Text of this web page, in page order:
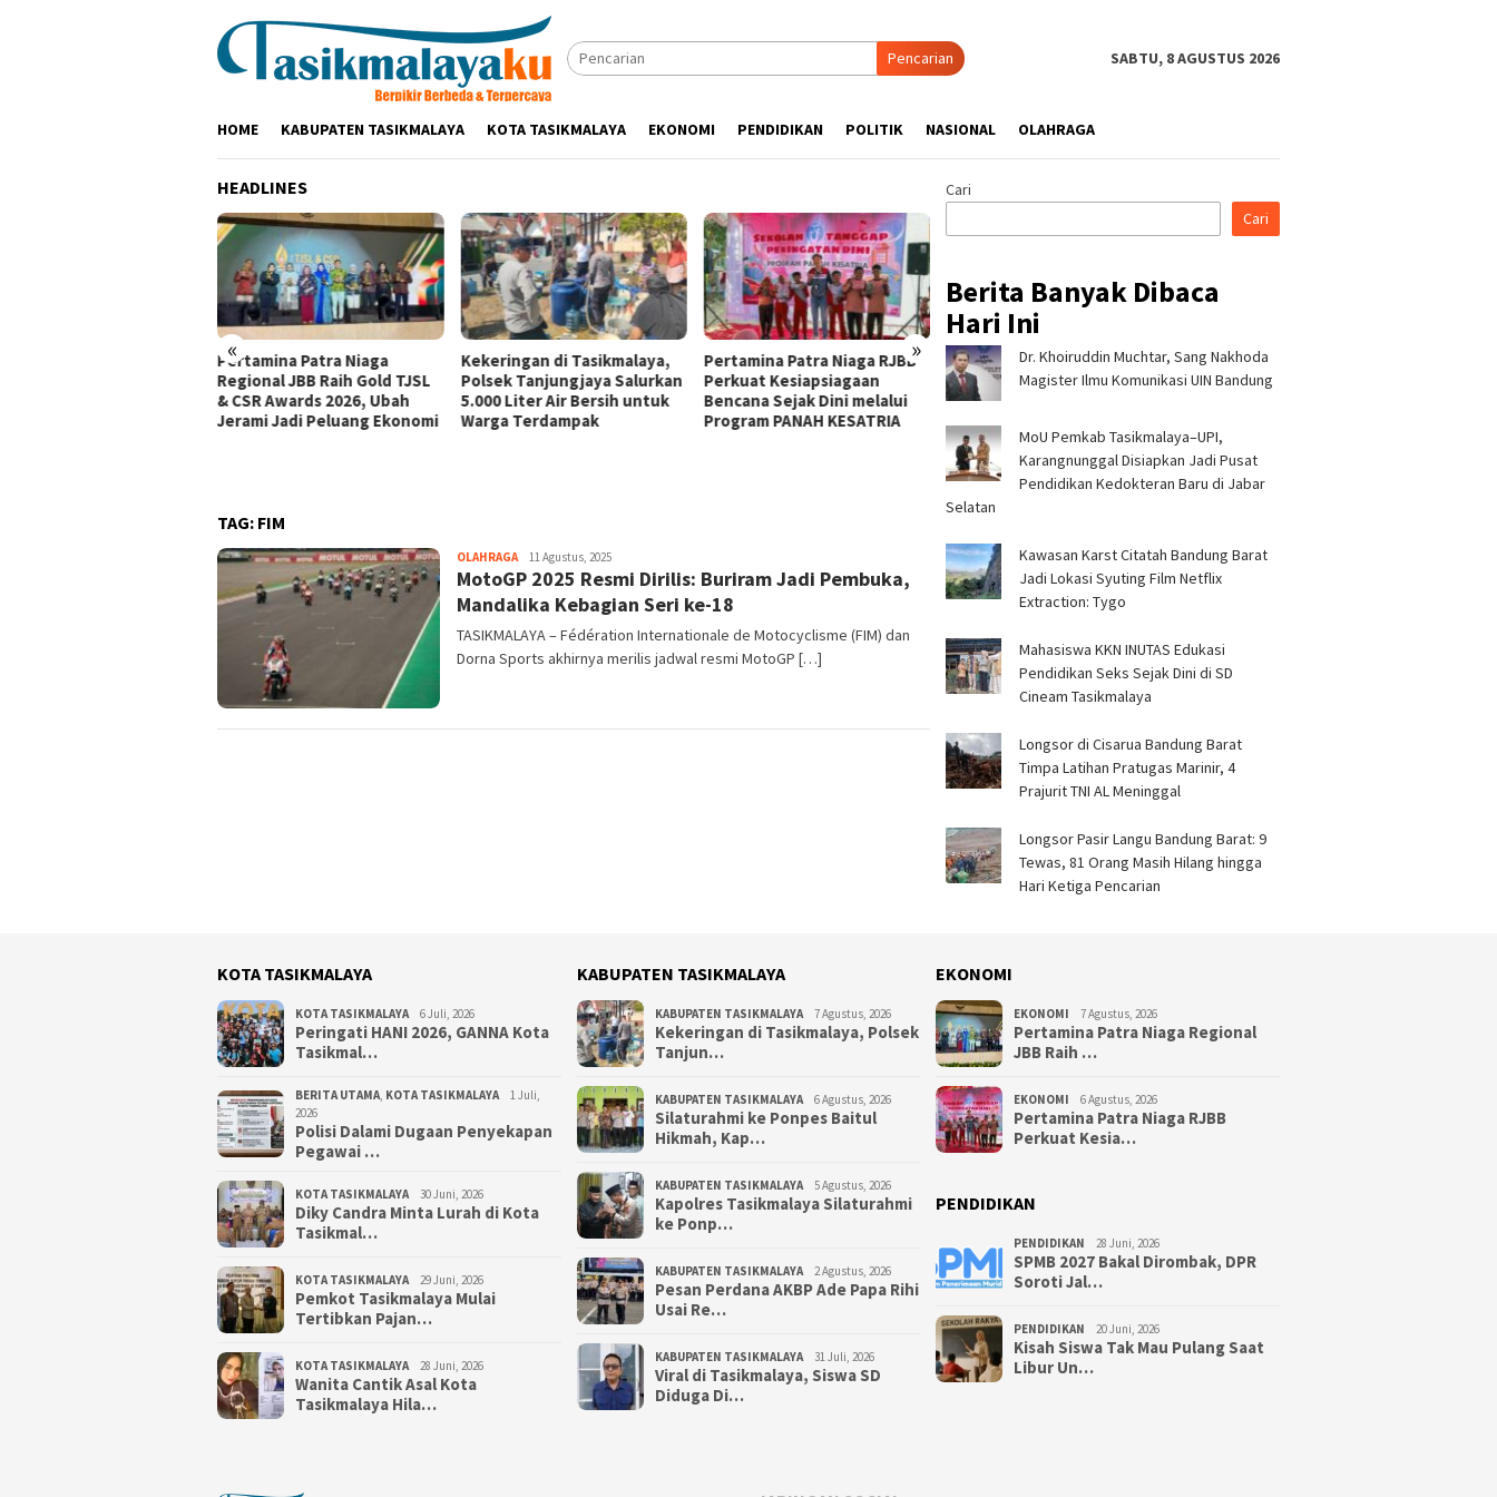
Pencarian SABTU, 8 AGUSTUS 2026
HOME KABUPATEN TASIKMALAYA KOTA TASIKMALAYA EKONOMI PENDIDIKAN POLITIK NASIONAL OLAHRAGA
HEADLINES
« »
Pertamina Patra Niaga
Regional JBB Raih Gold TJSL
& CSR Awards 2026, Ubah
Jerami Jadi Peluang Ekonomi
Kekeringan di Tasikmalaya,
Polsek Tanjungjaya Salurkan
5.000 Liter Air Bersih untuk
Warga Terdampak
Pertamina Patra Niaga RJBB
Perkuat Kesiapsiagaan
Bencana Sejak Dini melalui
Program PANAH KESATRIA
Silaturahmi ke Ponpes Baitul
Hikmah, Kapolres
Tasikmalaya Minta Dukungan
Ulama Jaga Keamanan
Pertamina Patra Niaga, PLN
Nusantara Power UP
bagi Anak Penyintas Gempa
di Sigi
TAG: FIM
OLAHRAGATim
Redaksi
11 Agustus, 2025
MotoGP 2025 Resmi Dirilis: Buriram Jadi Pembuka,
Mandalika Kebagian Seri ke-18
TASIKMALAYA – Fédération Internationale de Motocyclisme (FIM) dan
Dorna Sports akhirnya merilis jadwal resmi MotoGP […]
Cari
Cari
Berita Banyak Dibaca
Hari Ini
Dr. Khoiruddin Muchtar, Sang Nakhoda
Magister Ilmu Komunikasi UIN Bandung
MoU Pemkab Tasikmalaya–UPI,
Karangnunggal Disiapkan Jadi Pusat
Pendidikan Kedokteran Baru di Jabar
Selatan
Kawasan Karst Citatah Bandung Barat
Jadi Lokasi Syuting Film Netflix
Extraction: Tygo
Mahasiswa KKN INUTAS Edukasi
Pendidikan Seks Sejak Dini di SD
Cineam Tasikmalaya
Longsor di Cisarua Bandung Barat
Timpa Latihan Pra­tugas Marinir, 4
Prajurit TNI AL Meninggal
Longsor Pasir Langu Bandung Barat: 9
Tewas, 81 Orang Masih Hilang hingga
Hari Ketiga Pencarian
KOTA TASIKMALAYA
KOTA TASIKMALAYA 6 Juli, 2026
Peringati HANI 2026, GANNA Kota
Tasikmal…
BERITA UTAMA, KOTA TASIKMALAYA
1 Juli,
2026
Polisi Dalami Dugaan Penyekapan
Pegawai …
KOTA TASIKMALAYA 30 Juni, 2026
Diky Candra Minta Lurah di Kota
Tasikmal…
KOTA TASIKMALAYA 29 Juni, 2026
Pemkot Tasikmalaya Mulai
Tertibkan Pajan…
KOTA TASIKMALAYA 28 Juni, 2026
Wanita Cantik Asal Kota
Tasikmalaya Hila…
KABUPATEN TASIKMALAYA
KABUPATEN TASIKMALAYA 7 Agustus, 2026
Kekeringan di Tasikmalaya, Polsek
Tanjun…
KABUPATEN TASIKMALAYA 6 Agustus, 2026
Silaturahmi ke Ponpes Baitul
Hikmah, Kap…
KABUPATEN TASIKMALAYA 5 Agustus, 2026
Kapolres Tasikmalaya Silaturahmi
ke Ponp…
KABUPATEN TASIKMALAYA 2 Agustus, 2026
Pesan Perdana AKBP Ade Papa Rihi
Usai Re…
KABUPATEN TASIKMALAYA 31 Juli, 2026
Viral di Tasikmalaya, Siswa SD
Diduga Di…
EKONOMI
EKONOMI 7 Agustus, 2026
Pertamina Patra Niaga Regional
JBB Raih …
EKONOMI 6 Agustus, 2026
Pertamina Patra Niaga RJBB
Perkuat Kesia…
PENDIDIKAN
PENDIDIKAN 28 Juni, 2026
SPMB 2027 Bakal Dirombak, DPR
Soroti Jal…
PENDIDIKAN 20 Juni, 2026
Kisah Siswa Tak Mau Pulang Saat
Libur Un…